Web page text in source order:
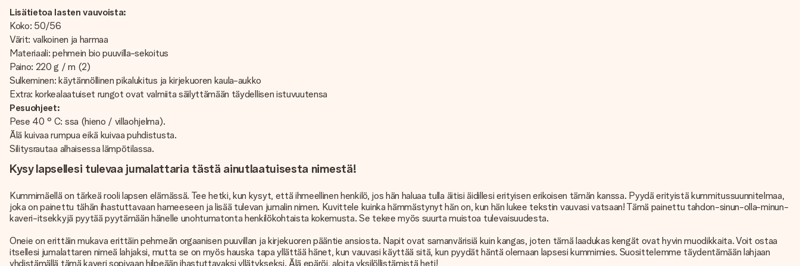
Lisätietoa lasten vauvoista:
Koko: 50/56
Värit: valkoinen ja harmaa
Materiaali: pehmein bio puuvilla-sekoitus
Paino: 220 g / m (2)
Sulkeminen: käytännöllinen pikalukitus ja kirjekuoren kaula-aukko
Extra: korkealaatuiset rungot ovat valmiita säilyttämään täydellisen istuvuutensa
Pesuohjeet:
Pese 40 ° C: ssa (hieno / villaohjelma).
Älä kuivaa rumpua eikä kuivaa puhdistusta.
Silitysrautaa alhaisessa lämpötilassa.
Kysy lapsellesi tulevaa jumalattaria tästä ainutlaatuisesta nimestä!
Kummimäellä on tärkeä rooli lapsen elämässä. Tee hetki, kun kysyt, että ihmeellinen henkilö, jos hän haluaa tulla äitisi äidillesi erityisen erikoisen tämän kanssa. Pyydä erityistä kummitussuunnitelmaa,
joka on painettu tähän ihastuttavaan hameeseen ja lisää tulevan jumalin nimen. Kuvittele kuinka hämmästynyt hän on, kun hän lukee tekstin vauvasi vatsaan! Tämä painettu tahdon-sinun-olla-minun-
kaveri-itsekkyjä pyytää pyytämään hänelle unohtumatonta henkilökohtaista kokemusta. Se tekee myös suurta muistoa tulevaisuudesta.
Oneie on erittäin mukava erittäin pehmeän orgaanisen puuvillan ja kirjekuoren pääntie ansiosta. Napit ovat samanvärisiä kuin kangas, joten tämä laadukas kengät ovat hyvin muodikkaita. Voit ostaa
itsellesi jumalattaren nimeä lahjaksi, mutta se on myös hauska tapa yllättää hänet, kun vauvasi käyttää sitä, kun pyydät häntä olemaan lapsesi kummimies. Suosittelemme täydentämään lahjaan
yhdistämällä tämä kaveri sopivaan hilpeään ihastuttavaksi yllätykseksi. Älä epäröi, aloita yksilöllistämistä heti!